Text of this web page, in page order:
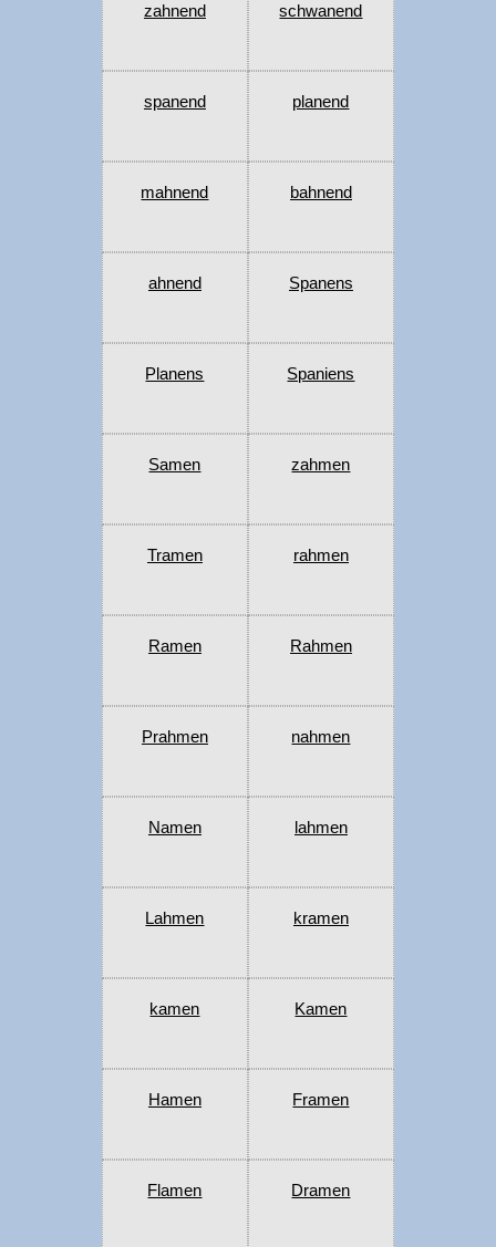
zahnend schwanend
spanend planend
mahnend bahnend
ahnend Spanens
Planens Spaniens
Samen zahmen
Tramen rahmen
Ramen Rahmen
Prahmen nahmen
Namen lahmen
Lahmen kramen
kamen Kamen
Hamen Framen
Flamen Dramen